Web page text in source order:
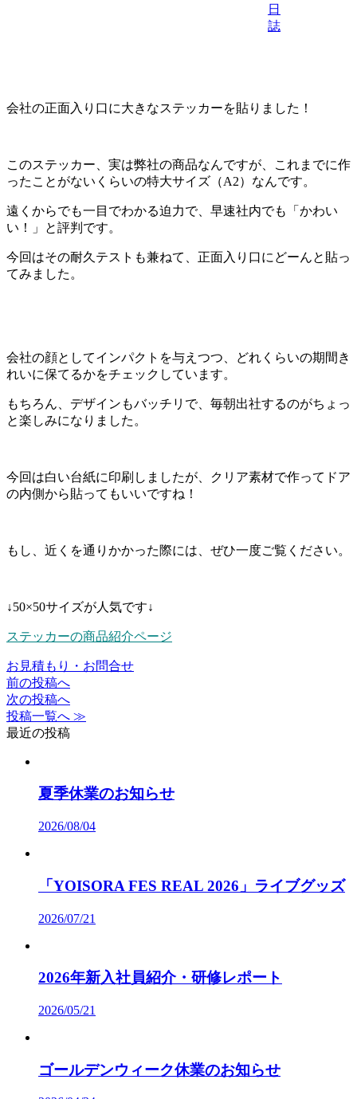
日
誌
会社の正面入り口に大きなステッカーを貼りました！
このステッカー、実は弊社の商品なんですが、これまでに作
ったことがないくらいの特大サイズ（A2）なんです。
遠くからでも一目でわかる迫力で、早速社内でも「かわい
い！」と評判です。
今回はその耐久テストも兼ねて、正面入り口にどーんと貼っ
てみました。
会社の顔としてインパクトを与えつつ、どれくらいの期間き
れいに保てるかをチェックしています。
もちろん、デザインもバッチリで、毎朝出社するのがちょっ
と楽しみになりました。
今回は白い台紙に印刷しましたが、クリア素材で作ってドア
の内側から貼ってもいいですね！
もし、近くを通りかかった際には、ぜひ一度ご覧ください。
↓50×50サイズが人気です↓
ステッカーの商品紹介ページ
お見積もり・お問合せ
前の投稿へ
次の投稿へ
投稿一覧へ ≫
最近の投稿
夏季休業のお知らせ
2026/08/04
「YOISORA FES REAL 2026」ライブグッズ
2026/07/21
2026年新入社員紹介・研修レポート
2026/05/21
ゴールデンウィーク休業のお知らせ